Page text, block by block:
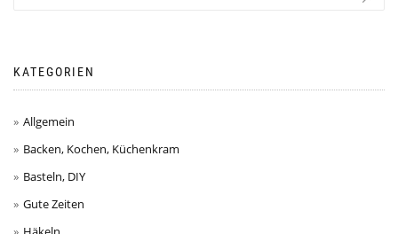
KATEGORIEN
Allgemein
Backen, Kochen, Küchenkram
Basteln, DIY
Gute Zeiten